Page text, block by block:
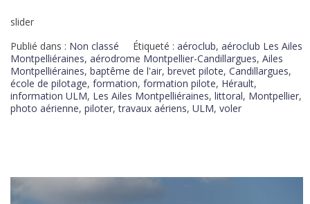
slider
Publié dans : Non classé Étiqueté : aéroclub, aéroclub Les Ailes
Montpelliéraines, aérodrome Montpellier-Candillargues, Ailes
Montpelliéraines, baptême de l'air, brevet pilote, Candillargues,
école de pilotage, formation, formation pilote, Hérault,
information ULM, Les Ailes Montpelliéraines, littoral, Montpellier,
photo aérienne, piloter,travaux aériens, ULM, voler